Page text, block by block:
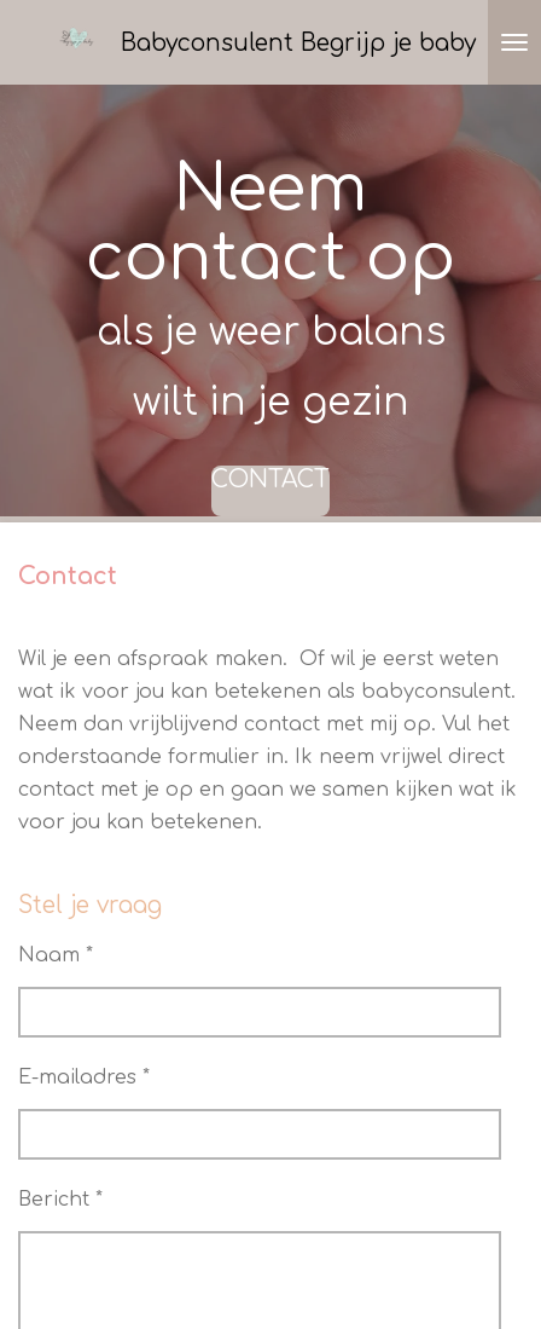
hoofdinhoud
Babyconsulent Begrijp je baby
Neem
contact op
als je weer balans
wilt in je gezin
CONTACT
Contact
Wil je een afspraak maken. Of wil je eerst weten
wat ik voor jou kan betekenen als babyconsulent.
Neem dan vrijblijvend contact met mij op. Vul het
onderstaande formulier in. Ik neem vrijwel direct
contact met je op en gaan we samen kijken wat ik
voor jou kan betekenen.
Stel je vraag
Naam *
E-mailadres *
Bericht *